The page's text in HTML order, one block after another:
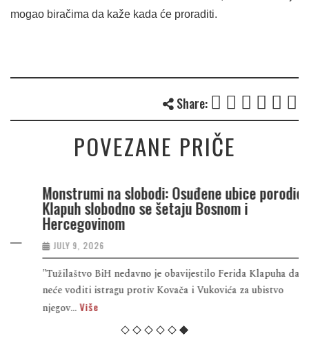
mogao biračima da kaže kada će proraditi.
Share:
POVEZANE PRIČE
Monstrumi na slobodi: Osuđene ubice porodice
Klapuh slobodno se šetaju Bosnom i
Hercegovinom
JULY 9, 2026
"Tužilaštvo BiH nedavno je obavijestilo Ferida Klapuha da
neće voditi istragu protiv Kovača i Vukovića za ubistvo
njegov...Više